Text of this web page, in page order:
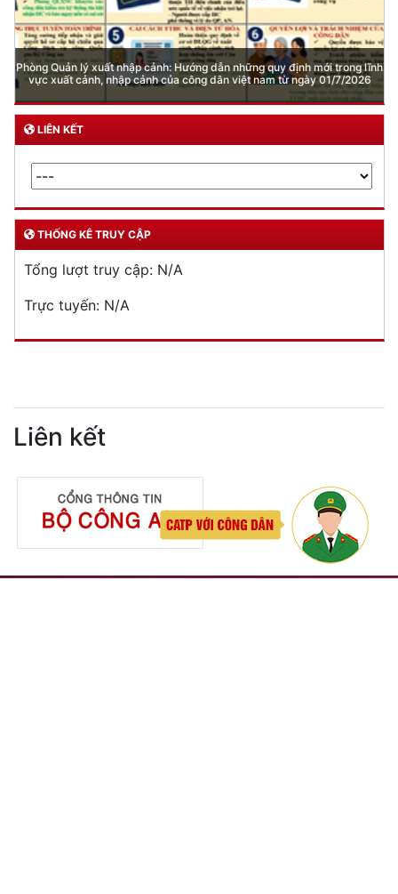
Phòng Quản lý xuất nhập cảnh: Hướng dẫn những quy định mới trong lĩnh
vực xuất cảnh, nhập cảnh của công dân việt nam từ ngày 01/7/2026
LIÊN KẾT
THỐNG KÊ TRUY CẬP
Tổng lượt truy cập: N/A
Trực tuyến: N/A
Liên kết